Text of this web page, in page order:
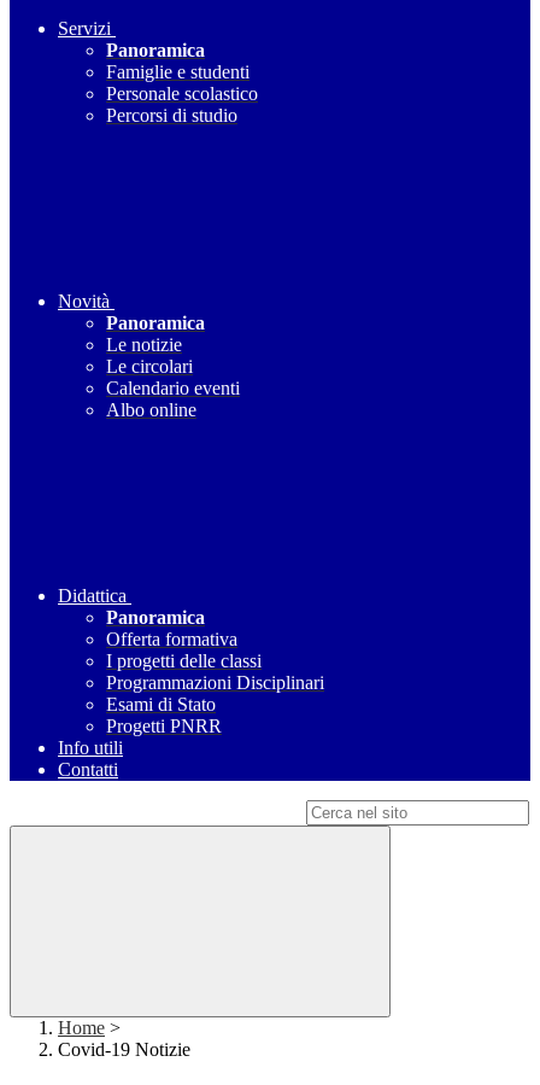
Servizi
Panoramica
Famiglie e studenti
Personale scolastico
Percorsi di studio
Novità
Panoramica
Le notizie
Le circolari
Calendario eventi
Albo online
Didattica
Panoramica
Offerta formativa
I progetti delle classi
Programmazioni Disciplinari
Esami di Stato
Progetti PNRR
Info utili
Contatti
Home >
Covid-19 Notizie